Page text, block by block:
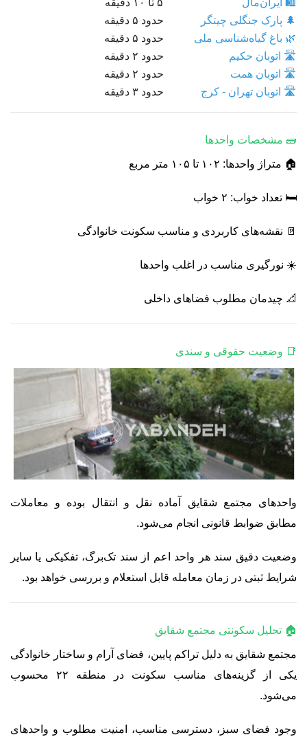
🌲 پارک جنگلی چیتگر
حدود ۵ دقیقه
🌿 باغ گیاه‌شناسی ملی
حدود ۵ دقیقه
🛣️ اتوبان حکیم
حدود ۲ دقیقه
🛣️ اتوبان همت
حدود ۲ دقیقه
🛣️ اتوبان تهران - کرج
حدود ۳ دقیقه
🧱 مشخصات واحدها
🏠 متراژ واحدها: ۱۰۲ تا ۱۰۵ متر مربع
🛏️ تعداد خواب: ۲ خواب
🚪 نقشه‌های کاربردی و مناسب سکونت خانوادگی
☀️ نورگیری مناسب در اغلب واحدها
📐 چیدمان مطلوب فضاهای داخلی
📑 وضعیت حقوقی و سندی
واحدهای مجتمع شقایق آماده نقل و انتقال بوده و معاملات
مطابق ضوابط قانونی انجام می‌شود.
وضعیت دقیق سند هر واحد اعم از سند تک‌برگ، تفکیکی یا سایر
شرایط ثبتی در زمان معامله قابل استعلام و بررسی خواهد بود.
🏠 تحلیل سکونتی مجتمع شقایق
مجتمع شقایق به دلیل تراکم پایین، فضای آرام و ساختار خانوادگی
یکی از گزینه‌های مناسب سکونت در منطقه ۲۲ محسوب
می‌شود.
وجود فضای سبز، دسترسی مناسب، امنیت مطلوب و واحدهای